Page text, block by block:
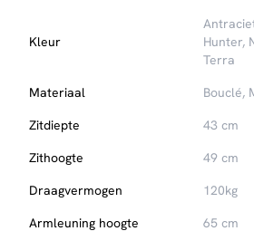
Kleur
Hunter,
Terra
Materiaal
Bouclé,
Zitdiepte
43 cm
Zithoogte
49 cm
Draagvermogen
120kg
Armleuning hoogte
65 cm